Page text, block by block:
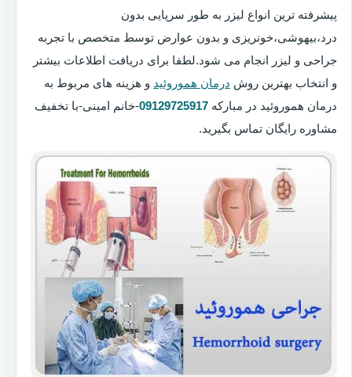
پیشرفته ترین انواع لیزر به طور سرپایی بدون
درد،بیهوشی،خونریزی و بدون عوارض توسط متخصص با تجربه
جراحی و لیزر انجام می شود.لطفا برای دریافت اطلاعات بیشتر
و انتخاب بهترین روش درمان هموروئید و هزینه های مربوط به
درمان هموروئید در مبارکه 09129725917-خانم امینی-با تخفیف
مشاوره رایگان تماس بگیرید.